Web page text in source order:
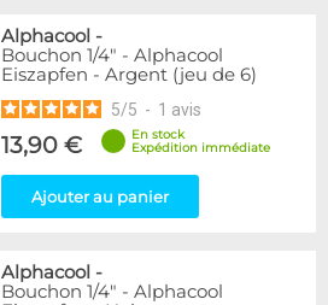
61
120
153
1
4
Alphacool -
Bouchon 1/4" - Alphacool
Eiszapfen - Argent (jeu de 6)
5/5 - 1 avis
13,90 €
En stock
Expédition immédiate
Ajouter au panier
Alphacool -
Bouchon 1/4" - Alphacool